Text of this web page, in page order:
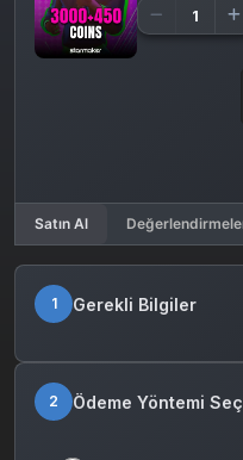
Satın Al
1 Gerekli Bilgiler
2 Ödeme Yöntemi Seç